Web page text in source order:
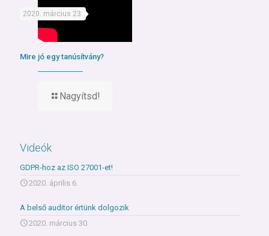
2020. március 23.
Mire jó egy tanúsítvány?
Nagyítsd!
Videók
GDPR-hoz az ISO 27001-et!
2020. április 6.
A belső auditor értünk dolgozik
2020. március 30.